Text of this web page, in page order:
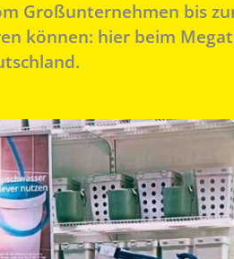
Großunternehmen bis
können: hier beim